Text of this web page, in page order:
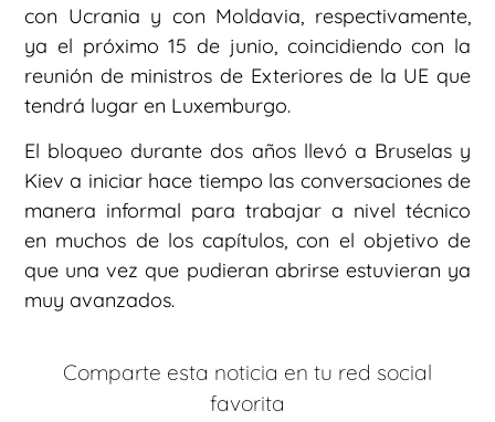
con Ucrania y con Moldavia, respectivamente,
ya el próximo 15 de junio, coincidiendo con la
reunión de ministros de Exteriores de la UE que
tendrá lugar en Luxemburgo.
El bloqueo durante dos años llevó a Bruselas y
Kiev a iniciar hace tiempo las conversaciones de
manera informal para trabajar a nivel técnico
en muchos de los capítulos, con el objetivo de
que una vez que pudieran abrirse estuvieran ya
muy avanzados.
Comparte esta noticia en tu red social
favorita